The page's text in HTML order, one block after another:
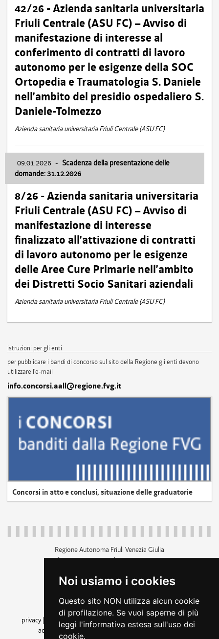
Noi usiamo i cookies
Questo sito NON utilizza alcun cookie
di profilazione. Se vuoi saperne di più
leggi l'informativa estesa sull'uso dei
cookie.
42/26 - Azienda sanitaria universitaria
Friuli Centrale (ASU FC) – Avviso di
manifestazione di interesse al
conferimento di contratti di lavoro
autonomo per le esigenze della SOC
Ortopedia e Traumatologia S. Daniele
nell’ambito del presidio ospedaliero S.
Daniele-Tolmezzo
Azienda sanitaria universitaria Friuli Centrale (ASU FC)
09.01.2026 - Scadenza della presentazione delle
domande: 31.12.2026
8/26 - Azienda sanitaria universitaria
Friuli Centrale (ASU FC) – Avviso di
manifestazione di interesse
finalizzato all’attivazione di contratti
di lavoro autonomo per le esigenze
delle Aree Cure Primarie nell’ambito
dei Distretti Socio Sanitari aziendali
Azienda sanitaria universitaria Friuli Centrale (ASU FC)
istruzioni per gli enti
per pubblicare i bandi di concorso sul sito della Regione gli enti devono
utilizzare l'e-mail
info.concorsi.aall@regione.fvg.it
Concorsi in atto e conclusi, situazione delle graduatorie
Regione Autonoma Friuli Venezia Giulia
c.f. 80014930327; p.iva 00526040324
+39 040 3771111
amministrazione trasparente
privacy
cookie |note legali accessibilità
dichiarazione di
accessibilità| feedback cambio preferenze cookie